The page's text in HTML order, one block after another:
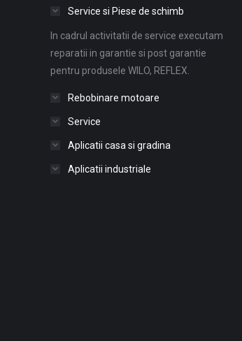
Service si Piese de schimb
In cadrul activitatii de service executam
reparatii in garantie si post garantie
pentru produsele WILO, REFLEX.
Rebobinare motoare
Service
Aplicatii casa si gradina
Aplicatii industriale